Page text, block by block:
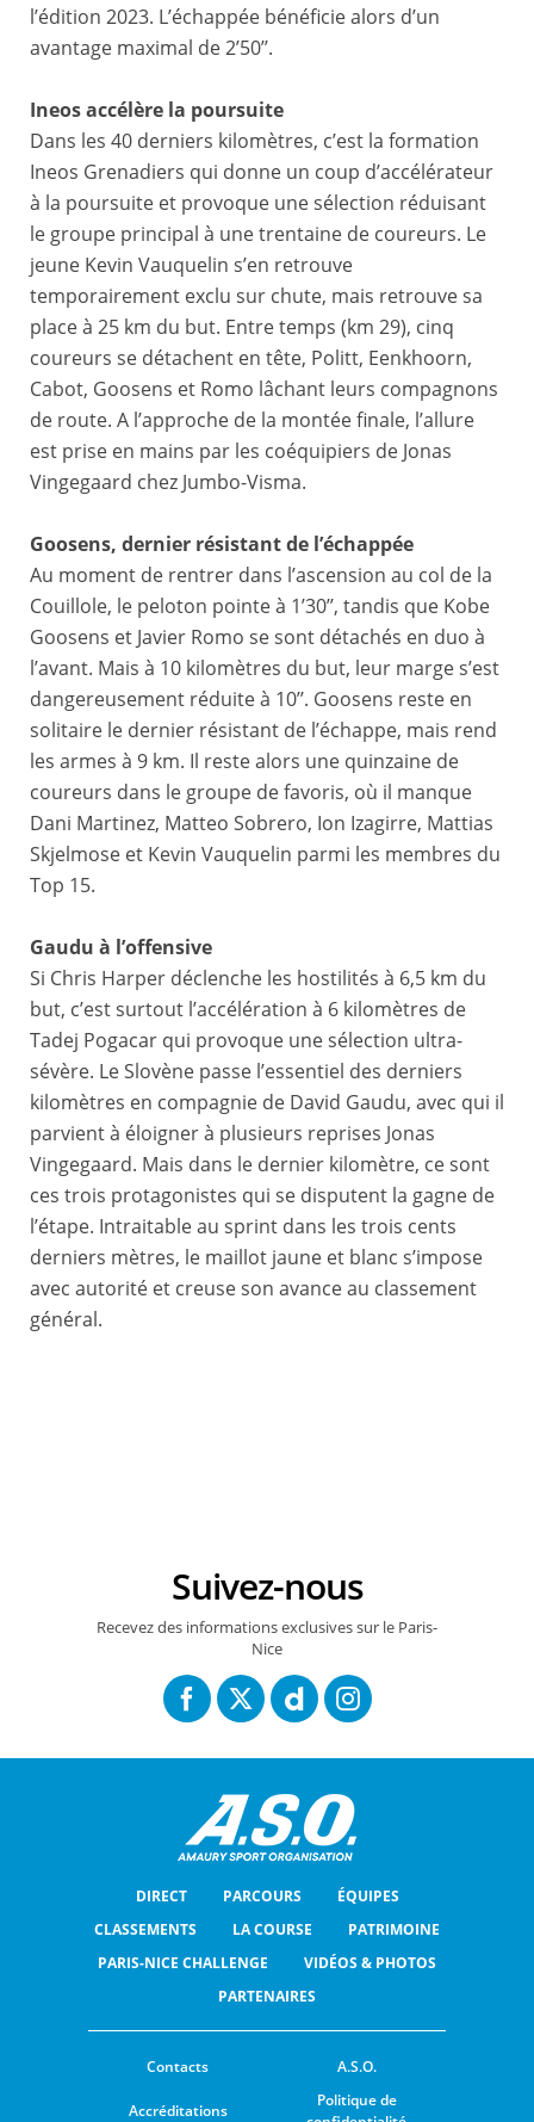
l’édition 2023. L’échappée bénéficie alors d’un
avantage maximal de 2’50’’.
Ineos accélère la poursuite
Dans les 40 derniers kilomètres, c’est la formation
Ineos Grenadiers qui donne un coup d’accélérateur
à la poursuite et provoque une sélection réduisant
le groupe principal à une trentaine de coureurs. Le
jeune Kevin Vauquelin s’en retrouve
temporairement exclu sur chute, mais retrouve sa
place à 25 km du but. Entre temps (km 29), cinq
coureurs se détachent en tête, Politt, Eenkhoorn,
Cabot, Goosens et Romo lâchant leurs compagnons
de route. A l’approche de la montée finale, l’allure
est prise en mains par les coéquipiers de Jonas
Vingegaard chez Jumbo-Visma.
Goosens, dernier résistant de l’échappée
Au moment de rentrer dans l’ascension au col de la
Couillole, le peloton pointe à 1’30’’, tandis que Kobe
Goosens et Javier Romo se sont détachés en duo à
l’avant. Mais à 10 kilomètres du but, leur marge s’est
dangereusement réduite à 10’’. Goosens reste en
solitaire le dernier résistant de l’échappe, mais rend
les armes à 9 km. Il reste alors une quinzaine de
coureurs dans le groupe de favoris, où il manque
Dani Martinez, Matteo Sobrero, Ion Izagirre, Mattias
Skjelmose et Kevin Vauquelin parmi les membres du
Top 15.
Gaudu à l’offensive
Si Chris Harper déclenche les hostilités à 6,5 km du
but, c’est surtout l’accélération à 6 kilomètres de
Tadej Pogacar qui provoque une sélection ultra-
sévère. Le Slovène passe l’essentiel des derniers
kilomètres en compagnie de David Gaudu, avec qui il
parvient à éloigner à plusieurs reprises Jonas
Vingegaard. Mais dans le dernier kilomètre, ce sont
ces trois protagonistes qui se disputent la gagne de
l’étape. Intraitable au sprint dans les trois cents
derniers mètres, le maillot jaune et blanc s’impose
avec autorité et creuse son avance au classement
général.
Suivez-nous
Recevez des informations exclusives sur le Paris-
Nice
DIRECT PARCOURS
ÉQUIPES
CLASSEMENTS
LA COURSE
PATRIMOINE
PARIS-NICE CHALLENGE
VIDÉOS & PHOTOS
PARTENAIRES
Contacts A.S.O.
Accréditations
Politique de